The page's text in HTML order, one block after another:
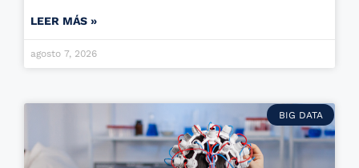
LEER MÁS »
agosto 7, 2026
BIG DATA